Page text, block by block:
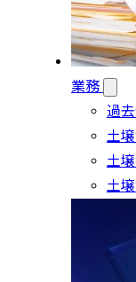
業務
過
土
土
土